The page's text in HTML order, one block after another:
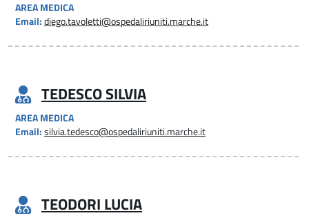
AREA MEDICA
Email: diego.tavoletti@ospedaliriuniti.marche.it
TEDESCO SILVIA
AREA MEDICA
Email: silvia.tedesco@ospedaliriuniti.marche.it
TEODORI LUCIA